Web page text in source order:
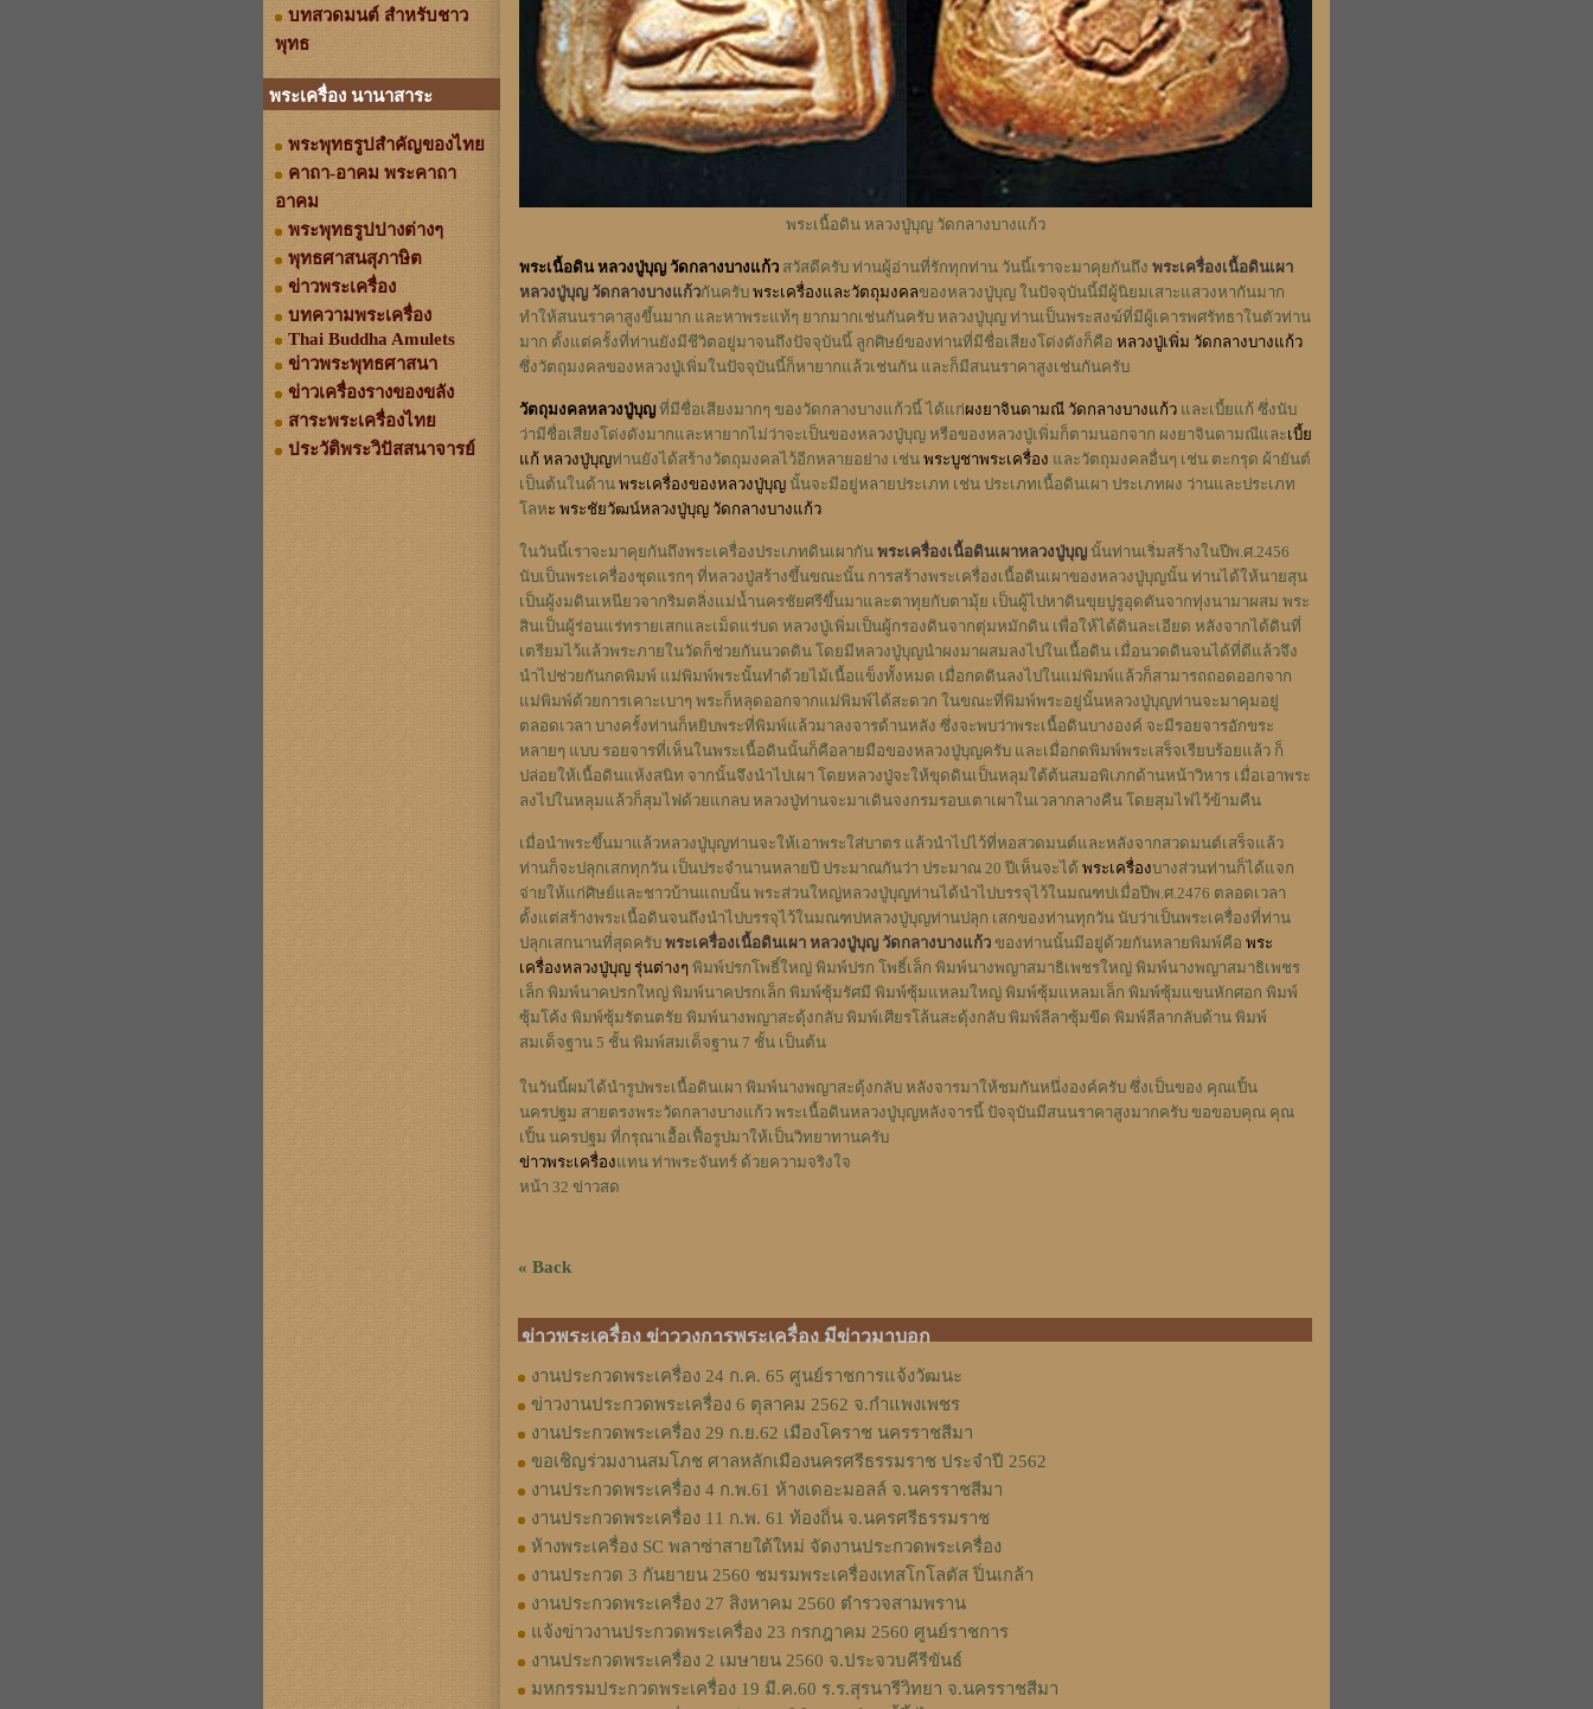
บทสวดมนต์ สำหรับชาว
พุทธ
พระเครื่อง นานาสาระ
พระพุทธรูปสำคัญของไทย
คาถา-อาคม พระคาถา
อาคม
พระพุทธรูปปางต่างๆ
พุทธศาสนสุภาษิต
ข่าวพระเครื่อง
บทความพระเครื่อง
Thai Buddha Amulets
ข่าวพระพุทธศาสนา
ข่าวเครื่องรางของขลัง
สาระพระเครื่องไทย
ประวัติพระวิปัสสนาจารย์
พระเนื้อดิน หลวงปู่บุญ วัดกลางบางแก้ว
พระเนื้อดิน หลวงปู่บุญ วัดกลางบางแก้ว สวัสดีครับ ท่านผู้อ่านที่รักทุกท่าน วันนี้เราจะมาคุยกันถึง พระเครื่องเนื้อดินเผา
หลวงปู่บุญ วัดกลางบางแก้วกันครับ พระเครื่องและวัตถุมงคลของหลวงปู่บุญ ในปัจจุบันนี้มีผู้นิยมเสาะแสวงหากันมาก
ทำให้สนนราคาสูงขึ้นมาก และหาพระแท้ๆ ยากมากเช่นกันครับ หลวงปู่บุญ ท่านเป็นพระสงฆ์ที่มีผู้เคารพศรัทธาในตัวท่าน
มาก ตั้งแต่ครั้งที่ท่านยังมีชีวิตอยู่มาจนถึงปัจจุบันนี้ ลูกศิษย์ของท่านที่มีชื่อเสียงโด่งดังก็คือ หลวงปู่เพิ่ม วัดกลางบางแก้ว
ซึ่งวัตถุมงคลของหลวงปู่เพิ่มในปัจจุบันนี้ก็หายากแล้วเช่นกัน และก็มีสนนราคาสูงเช่นกันครับ
วัตถุมงคลหลวงปู่บุญที่มีชื่อเสียงมากๆ ของวัดกลางบางแก้วนี้ ได้แก่ผงยาจินดามณี วัดกลางบางแก้ว และเบี้ยแก้ ซึ่งนับ
ว่ามีชื่อเสียงโด่งดังมากและหายากไม่ว่าจะเป็นของหลวงปู่บุญ หรือของหลวงปู่เพิ่มก็ตามนอกจาก ผงยาจินดามณีและเบี้ย
แก้ หลวงปู่บุญท่านยังได้สร้างวัตถุมงคลไว้อีกหลายอย่าง เช่น พระบูชาพระเครื่อง และวัตถุมงคลอื่นๆ เช่น ตะกรุด ผ้ายันต์
เป็นต้นในด้าน พระเครื่องของหลวงปู่บุญนั้นจะมีอยู่หลายประเภท เช่น ประเภทเนื้อดินเผา ประเภทผง ว่านและประเภท
โลหะ พระชัยวัฒน์หลวงปู่บุญ วัดกลางบางแก้ว
ในวันนี้เราจะมาคุยกันถึงพระเครื่องประเภทดินเผากัน พระเครื่องเนื้อดินเผาหลวงปู่บุญนั้นท่านเริ่มสร้างในปีพ.ศ.2456
นับเป็นพระเครื่องชุดแรกๆ ที่หลวงปู่สร้างขึ้นขณะนั้น การสร้างพระเครื่องเนื้อดินเผาของหลวงปู่บุญนั้น ท่านได้ให้นายสุน
เป็นผู้งมดินเหนียวจากริมตลิ่งแม่น้ำนครชัยศรีขึ้นมาและตาทุยกับตามุ้ย เป็นผู้ไปหาดินขุยปูรูอุดตันจากทุ่งนามาผสม พระ
สินเป็นผู้ร่อนแร่ทรายเสกและเม็ดแร่บด หลวงปู่เพิ่มเป็นผู้กรองดินจากตุ่มหมักดิน เพื่อให้ได้ดินละเอียด หลังจากได้ดินที่
เตรียมไว้แล้วพระภายในวัดก็ช่วยกันนวดดิน โดยมีหลวงปู่บุญนำผงมาผสมลงไปในเนื้อดิน เมื่อนวดดินจนได้ที่ดีแล้วจึง
นำไปช่วยกันกดพิมพ์ แม่พิมพ์พระนั้นทำด้วยไม้เนื้อแข็งทั้งหมด เมื่อกดดินลงไปในแม่พิมพ์แล้วก็สามารถถอดออกจาก
แม่พิมพ์ด้วยการเคาะเบาๆ พระก็หลุดออกจากแม่พิมพ์ได้สะดวก ในขณะที่พิมพ์พระอยู่นั้นหลวงปู่บุญท่านจะมาคุมอยู่
ตลอดเวลา บางครั้งท่านก็หยิบพระที่พิมพ์แล้วมาลงจารด้านหลัง ซึ่งจะพบว่าพระเนื้อดินบางองค์ จะมีรอยจารอักขระ
หลายๆ แบบ รอยจารที่เห็นในพระเนื้อดินนั้นก็คือลายมือของหลวงปู่บุญครับ และเมื่อกดพิมพ์พระเสร็จเรียบร้อยแล้ว ก็
ปล่อยให้เนื้อดินแห้งสนิท จากนั้นจึงนำไปเผา โดยหลวงปู่จะให้ขุดดินเป็นหลุมใต้ต้นสมอพิเภกด้านหน้าวิหาร เมื่อเอาพระ
ลงไปในหลุมแล้วก็สุมไฟด้วยแกลบ หลวงปู่ท่านจะมาเดินจงกรมรอบเตาเผาในเวลากลางคืน โดยสุมไฟไว้ข้ามคืน
เมื่อนำพระขึ้นมาแล้วหลวงปู่บุญท่านจะให้เอาพระใส่บาตร แล้วนำไปไว้ที่หอสวดมนต์และหลังจากสวดมนต์เสร็จแล้ว
ท่านก็จะปลุกเสกทุกวัน เป็นประจำนานหลายปี ประมาณกันว่า ประมาณ 20 ปีเห็นจะได้ พระเครื่องบางส่วนท่านก็ได้แจก
จ่ายให้แก่ศิษย์และชาวบ้านแถบนั้น พระส่วนใหญ่หลวงปู่บุญท่านได้นำไปบรรจุไว้ในมณฑปเมื่อปีพ.ศ.2476 ตลอดเวลา
ตั้งแต่สร้างพระเนื้อดินจนถึงนำไปบรรจุไว้ในมณฑปหลวงปู่บุญท่านปลุก เสกของท่านทุกวัน นับว่าเป็นพระเครื่องที่ท่าน
ปลุกเสกนานที่สุดครับ พระเครื่องเนื้อดินเผา หลวงปู่บุญ วัดกลางบางแก้วของท่านนั้นมีอยู่ด้วยกันหลายพิมพ์คือ พระ
เครื่องหลวงปู่บุญ รุ่นต่างๆพิมพ์ปรกโพธิ์ใหญ่ พิมพ์ปรก โพธิ์เล็ก พิมพ์นางพญาสมาธิเพชรใหญ่ พิมพ์นางพญาสมาธิเพชร
เล็ก พิมพ์นาคปรกใหญ่ พิมพ์นาคปรกเล็ก พิมพ์ซุ้มรัศมี พิมพ์ซุ้มแหลมใหญ่ พิมพ์ซุ้มแหลมเล็ก พิมพ์ซุ้มแขนหักศอก พิมพ์
ซุ้มโค้ง พิมพ์ซุ้มรัตนตรัย พิมพ์นางพญาสะดุ้งกลับ พิมพ์เศียรโล้นสะดุ้งกลับ พิมพ์ลีลาซุ้มขีด พิมพ์ลีลากลับด้าน พิมพ์
สมเด็จฐาน 5 ชั้น พิมพ์สมเด็จฐาน 7 ชั้น เป็นต้น
ในวันนี้ผมได้นำรูปพระเนื้อดินเผา พิมพ์นางพญาสะดุ้งกลับ หลังจารมาให้ชมกันหนึ่งองค์ครับ ซึ่งเป็นของ คุณเปิ้น
นครปฐม สายตรงพระวัดกลางบางแก้ว พระเนื้อดินหลวงปู่บุญหลังจารนี้ ปัจจุบันมีสนนราคาสูงมากครับ ขอขอบคุณ คุณ
เปิ้น นครปฐม ที่กรุณาเอื้อเฟื้อรูปมาให้เป็นวิทยาทานครับ
ข่าวพระเครื่องแทน ท่าพระจันทร์ ด้วยความจริงใจ
หน้า 32 ข่าวสด
« Back
ข่าวพระเครื่อง ข่าววงการพระเครื่อง มีข่าวมาบอก
งานประกวดพระเครื่อง 24 ก.ค. 65 ศูนย์ราชการแจ้งวัฒนะ
ข่าวงานประกวดพระเครื่อง 6 ตุลาคม 2562 จ.กำแพงเพชร
งานประกวดพระเครื่อง 29 ก.ย.62 เมืองโคราช นครราชสีมา
ขอเชิญร่วมงานสมโภช ศาลหลักเมืองนครศรีธรรมราช ประจำปี 2562
งานประกวดพระเครื่อง 4 ก.พ.61 ห้างเดอะมอลล์ จ.นครราชสีมา
งานประกวดพระเครื่อง 11 ก.พ. 61 ท้องถิ่น จ.นครศรีธรรมราช
ห้างพระเครื่อง SC พลาซ่าสายใต้ใหม่ จัดงานประกวดพระเครื่อง
งานประกวด 3 กันยายน 2560 ชมรมพระเครื่องเทสโกโลตัส ปิ่นเกล้า
งานประกวดพระเครื่อง 27 สิงหาคม 2560 ตำรวจสามพราน
แจ้งข่าวงานประกวดพระเครื่อง 23 กรกฎาคม 2560 ศูนย์ราชการ
งานประกวดพระเครื่อง 2 เมษายน 2560 จ.ประจวบคีรีขันธ์
มหกรรมประกวดพระเครื่อง 19 มี.ค.60 ร.ร.สุรนารีวิทยา จ.นครราชสีมา